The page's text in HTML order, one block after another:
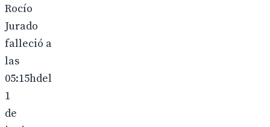
Rocío
Jurado
falleció a
las
05:15hdel
1
de